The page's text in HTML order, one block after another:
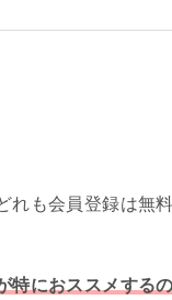
れも会員登録は無
特におススメする